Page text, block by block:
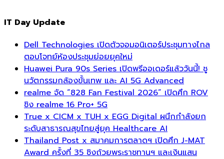
IT Day Update
Dell Technologies เปิดตัวจอมอนิเตอร์ประชุมทางไกล
ตอบโจทย์ห้องประชุมย่อยยุคใหม่
Huawei Pura 90s Series เปิดพรีออเดอร์แล้ววันนี้! ชู
นวัตกรรมกล้องขั้นเทพ และ AI 5G Advanced
realme จัด “828 Fan Festival 2026” เปิดศึก ROV
ชิง realme 16 Pro+ 5G
True x CICM x TUH x EGG Digital ผนึกกำลังยก
ระดับสาธารณสุขไทยสู่ยุค Healthcare AI
Thailand Post x สมาคมการตลาดฯ เปิดศึก J-MAT
Award ครั้งที่ 35 ชิงถ้วยพระราชทานฯ และเงินแสน